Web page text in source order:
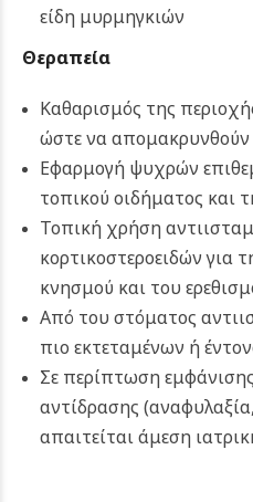
είδη μυρμηγκιών
Θεραπεία
Καθαρισμός της
ώστε να απομακρυνθούν
Εφαρμογή ψυχρών
τοπικού οιδήματος και
Τοπική χρήση
κορτικοστεροειδών για
κνησμού και του
Από του στόματος
πιο εκτεταμένων ή
Σε περίπτωση
αντίδρασης
απαιτείται άμεση